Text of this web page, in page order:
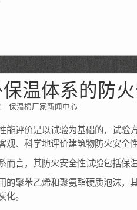
温体系的防
保温棉厂家新闻中心
能评价是以试验为基础的，试
观、科学地评价建筑物防火安全
而言，其防火安全性试验包括保
的聚苯乙烯和聚氨酯硬质泡沫
化。